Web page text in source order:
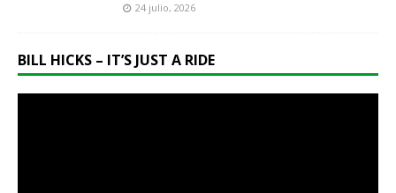
24 julio, 2026
BILL HICKS – IT’S JUST A RIDE